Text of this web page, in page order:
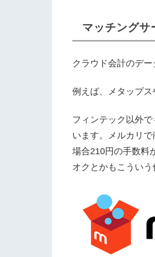
マッチングサ
クラウド会計のデ
例えば、メタップ
フィンテック以外
います。メルカリ
場合210円の手数料
オクとかもこういう